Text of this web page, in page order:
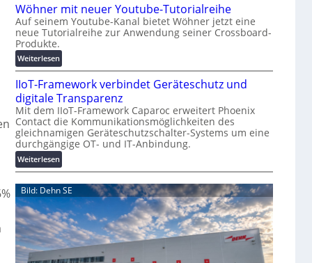
K
o
s
t
e
n
f
a
l
e
A
Z
ü
r
i
h
:
T
r
e
f
f
u
n
k
t
f
ü
Wöhner mit neuer Youtube-Tutorialreihe
Auf seinem Youtube-Kanal bietet Wöhner jetzt eine
neue Tutorialreihe zur Anwendung seiner Crossboard-
Produkte.
Weiterlesen:
W
ö
h
n
e
r
m
i
t
n
e
u
e
r
Y
o
IIoT-Framework verbindet Geräteschutz und
digitale Transparenz
Mit dem IIoT-Framework Caparoc erweitert Phoenix
Contact die Kommunikationsmöglichkeiten des
gleichnamigen Geräteschutzschalter-Systems um eine
durchgängige OT- und IT-Anbindung.
Weiterlesen:
I
I
o
T
-
F
r
a
Bild: Dehn SE